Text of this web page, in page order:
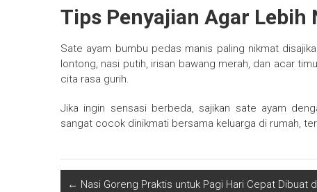
Tips Penyajian Agar Lebih
Sate ayam bumbu pedas manis paling nikmat
lontong, nasi putih, irisan bawang merah, dan acar
cita rasa gurih.
Jika ingin sensasi berbeda, sajikan sate ayam
sangat cocok dinikmati bersama keluarga di rumah,
← Nasi Goreng Praktis untuk Pagi Hari Cepat Dibuat